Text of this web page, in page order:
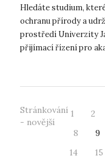
Hledáte studium,
ochranu přírody a
prostředí Univerzity
přijímací řízení pro
Stránkování
- novější
1 2
8
9
14
15